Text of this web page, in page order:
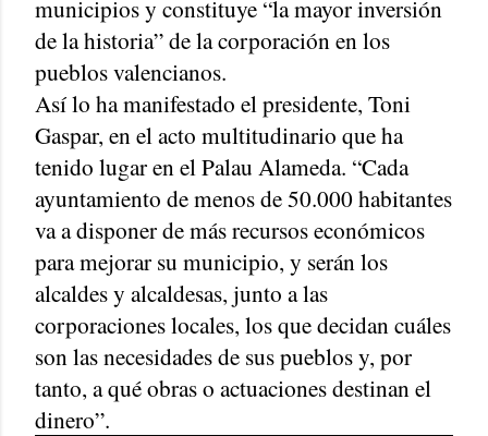
municipios y constituye “la mayor inversión
de la historia” de la corporación en los
pueblos valencianos.
Así lo ha manifestado el presidente, Toni
Gaspar, en el acto multitudinario que ha
tenido lugar en el Palau Alameda. “Cada
ayuntamiento de menos de 50.000 habitantes
va a disponer de más recursos económicos
para mejorar su municipio, y serán los
alcaldes y alcaldesas, junto a las
corporaciones locales, los que decidan cuáles
son las necesidades de sus pueblos y, por
tanto, a qué obras o actuaciones destinan el
dinero”.